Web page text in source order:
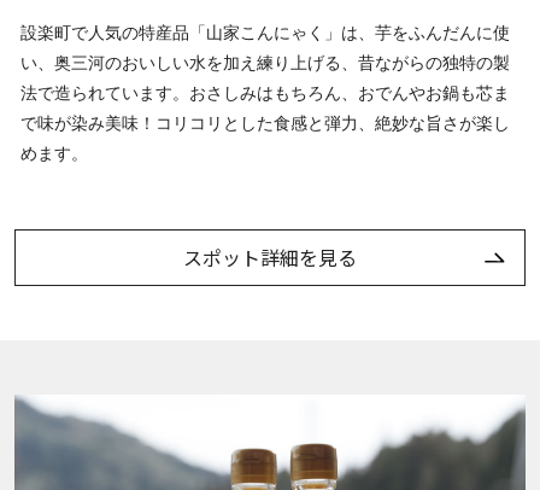
設楽町で人気の特産品「山家こんにゃく」は、芋をふんだんに使
い、奥三河のおいしい水を加え練り上げる、昔ながらの独特の製
法で造られています。おさしみはもちろん、おでんやお鍋も芯ま
で味が染み美味！コリコリとした食感と弾力、絶妙な旨さが楽し
めます。
スポット詳細を見る